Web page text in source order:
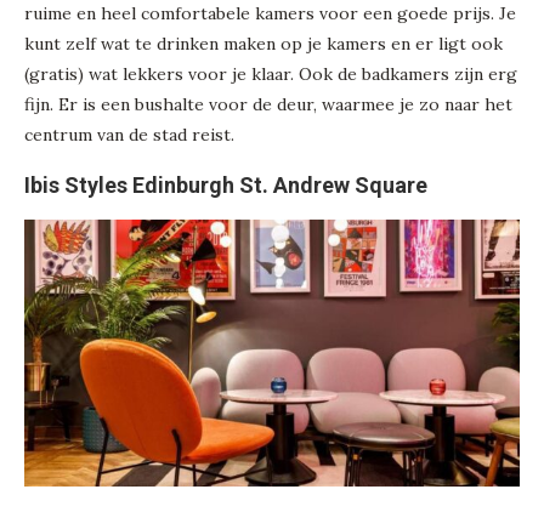
ruime en heel comfortabele kamers voor een goede prijs. Je
kunt zelf wat te drinken maken op je kamers en er ligt ook
(gratis) wat lekkers voor je klaar. Ook de badkamers zijn erg
fijn. Er is een bushalte voor de deur, waarmee je zo naar het
centrum van de stad reist.
Ibis Styles Edinburgh St. Andrew Square